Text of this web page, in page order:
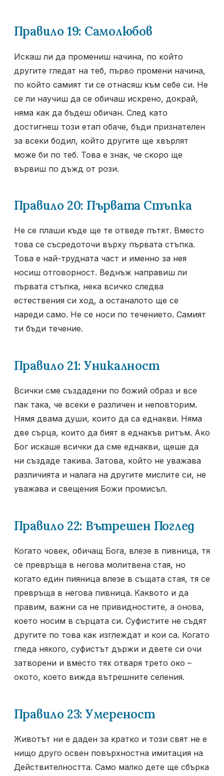
Правило 19: Самолюбов
Искаш ли да промениш начина, по който
другите гледат на теб, първо промени начина,
по който самият ти се отнасяш към себе си. Не
се ли научиш да се обичаш искрено, докрай,
няма как да бъдеш обичан. След като
достигнеш този етап обаче, бъди признателен
за всеки бодил, който другите ще хвърлят
може би по теб. Това е знак, че скоро ще
вървиш по дъжд от рози.
Правило 20: Първата Стъпка
Не се плаши къде ще те отведе пътят. Вместо
това се съсредоточи върху първата стъпка.
Това е най-трудната част и именно за нея
носиш отговорност. Веднъж направиш ли
първата стъпка, нека всичко следва
естествения си ход, а останалото ще се
нареди само. Не се носи по течението. Самият
ти бъди течение.
Правило 21: Уникалност
Всички сме създадени по божий образ и все
пак така, че всеки е различен и неповторим.
Нямя двама души, които да са еднакви. Няма
две сърца, които да бият в еднакъв ритъм. Ако
Бог искаше всички да сме еднакви, щеше да
ни създаде такива. Затова, който не уважава
различията и налага на другите мислите си, не
уважава и свещения Божи промисъл.
Правило 22: Вътрешен Поглед
Когато човек, обичащ Бога, влезе в пивница, тя
се превръща в негова молитвена стая, но
когато един пияница влезе в същата стая, тя се
превръща в негова пивница. Каквото и да
правим, важни са не привидностите, а онова,
което носим в сърцата си. Суфистите не съдят
другите по това как изглеждат и кои са. Когато
гледа някого, суфистът държи и двете си очи
затворени и вместо тях отваря трето око –
окото, което вижда вътрешните селения.
Правило 23: Умереност
Животът ни е даден за кратко и този свят не е
нищо друго освен повърхностна имитация на
Действителността. Само малко дете ще сбърка